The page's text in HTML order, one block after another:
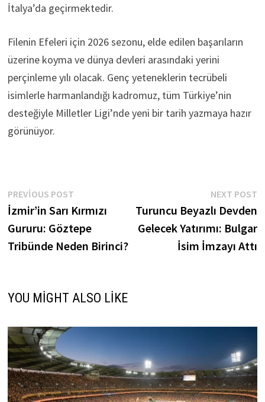
İtalya’da geçirmektedir.
Filenin Efeleri için 2026 sezonu, elde edilen başarıların
üzerine koyma ve dünya devleri arasındaki yerini
perçinleme yılı olacak. Genç yeteneklerin tecrübeli
isimlerle harmanlandığı kadromuz, tüm Türkiye’nin
desteğiyle Milletler Ligi’nde yeni bir tarih yazmaya hazır
görünüyor.
Yazı
gezinmesi
PREVIOUS POSTPrevious
post:
İzmir’in Sarı Kırmızı
Gururu: Göztepe
Tribünde Neden Birinci?
NEXT POST
Turuncu Beyazlı Devden
Gelecek Yatırımı: Bulgar
İsim İmzayı Attı
YOU MIGHT ALSO LIKE